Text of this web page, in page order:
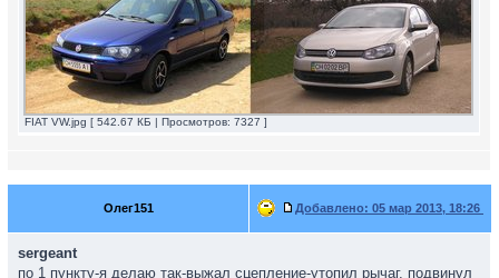
FIAT VW.jpg [ 542.67 КБ | Просмотров: 7327 ]
Олег151 Добавлено: 05 мар 2013, 18:26
sergeant
по 1 пункту-я делаю так-выжал сцепление-утопил рычаг, подвинул